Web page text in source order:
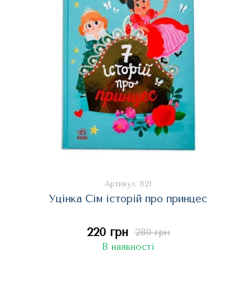
Артикул: 821
Уцінка Сім історій про принцес
280 грн
220 грн
В наявності